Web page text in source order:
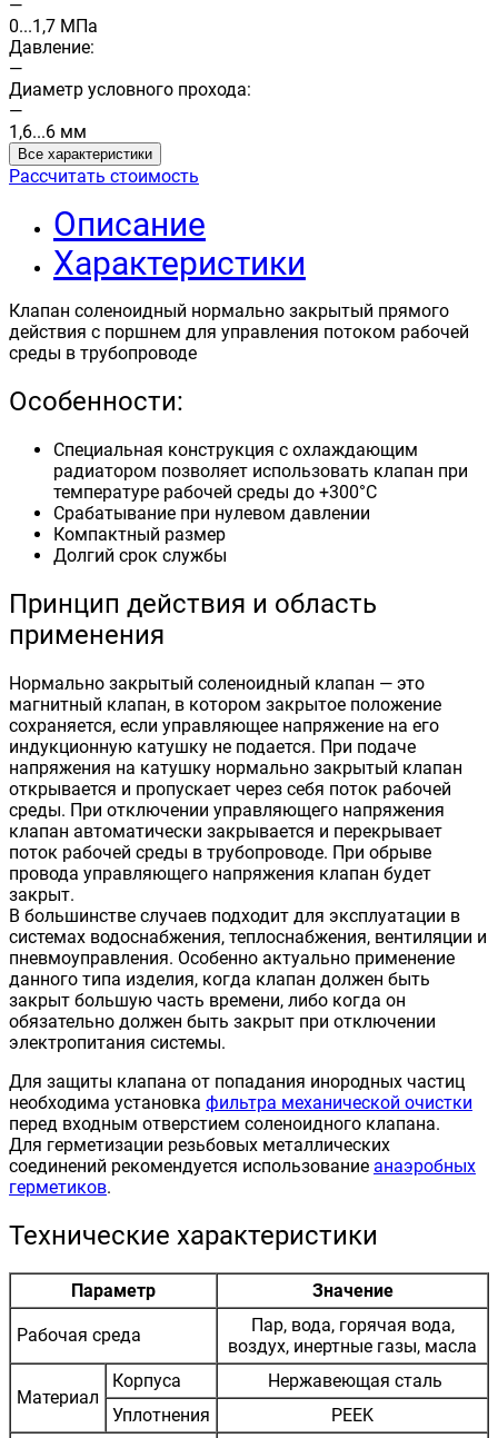
—
0...1,7 МПа
Давление:
—
Диаметр условного прохода:
—
1,6...6 мм
Все характеристики
Рассчитать стоимость
Описание
Характеристики
Клапан соленоидный нормально закрытый прямого
действия с поршнем для управления потоком рабочей
среды в трубопроводе
Особенности:
Специальная конструкция с охлаждающим
радиатором позволяет использовать клапан при
температуре рабочей среды до +300°С
Срабатывание при нулевом давлении
Компактный размер
Долгий срок службы
Принцип действия и область
применения
Нормально закрытый соленоидный клапан — это
магнитный клапан, в котором закрытое положение
сохраняется, если управляющее напряжение на его
индукционную катушку не подается. При подаче
напряжения на катушку нормально закрытый клапан
открывается и пропускает через себя поток рабочей
среды. При отключении управляющего напряжения
клапан автоматически закрывается и перекрывает
поток рабочей среды в трубопроводе. При обрыве
провода управляющего напряжения клапан будет
закрыт.
В большинстве случаев подходит для эксплуатации в
системах водоснабжения, теплоснабжения, вентиляции и
пневмоуправления. Особенно актуально применение
данного типа изделия, когда клапан должен быть
закрыт большую часть времени, либо когда он
обязательно должен быть закрыт при отключении
электропитания системы.
Для защиты клапана от попадания инородных частиц
необходима установка фильтра механической очистки
перед входным отверстием соленоидного клапана.
Для герметизации резьбовых металлических
соединений рекомендуется использование анаэробных
герметиков.
Технические характеристики
Параметр Значение
Рабочая среда
Пар, вода, горячая вода,
воздух, инертные газы, масла
Материал
Корпуса
Нержавеющая сталь
Уплотнения
PEEK